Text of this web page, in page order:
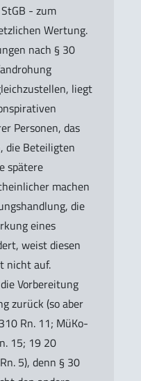
- zum
Wertung.
nach § 30
liegt
Personen, das
die Beteiligten
spätere
machen
die
eines
weist diesen
nicht auf.
Vorbereitung
zurück (so aber
Rn. 11; MüKo-
15; 19 20
5), denn § 30